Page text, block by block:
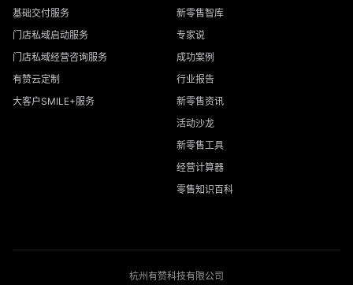
基础交付服务
门店私域启动服务
门店私域经营咨询服务
有赞云定制
大客户SMILE+服务
新零售智库
专家说
成功案例
行业报告
新零售资讯
活动沙龙
新零售工具
经营计算器
零售知识百科
杭州有赞科技有限公司